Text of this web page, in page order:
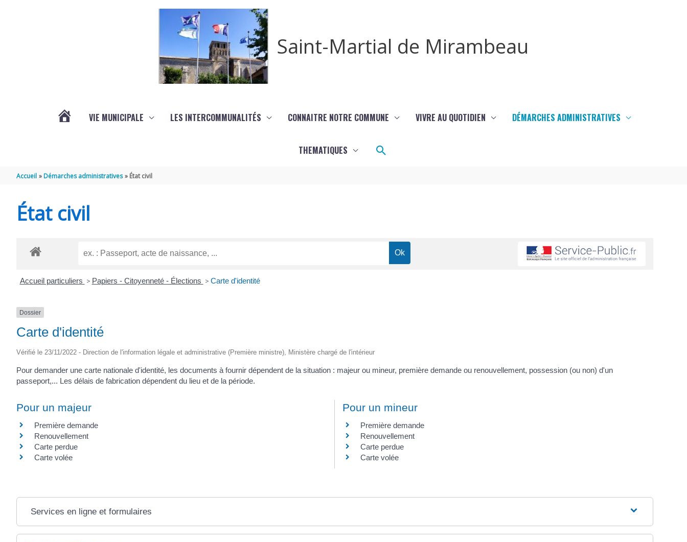
Saint-Martial de Mirambeau
VIE MUNICIPALE LES INTERCOMMUNALITÉS CONNAITRE NOTRE COMMUNE VIVRE AU QUOTIDIEN DÉMARCHES ADMINISTRATIVES
THEMATIQUES Rechercher
Accueil Démarches administratives État civil
État civil
Accueil particuliers > Papiers - Citoyenneté - Élections > Carte d'identité
Dossier
Carte d'identité
Vérifié le 23/11/2022 - Direction de l'information légale et administrative (Première ministre), Ministère chargé de l'intérieur
Pour demander une carte nationale d'identité, les documents à fournir dépendent de la situation : majeur ou mineur, première demande ou renouvellement, possession (ou non) d'un
passeport,... Les délais de fabrication dépendent du lieu et de la période.
Pour un majeur
Première demande
Renouvellement
Carte perdue
Carte volée
Pour un mineur
Première demande
Renouvellement
Carte perdue
Carte volée
Services en ligne et formulaires